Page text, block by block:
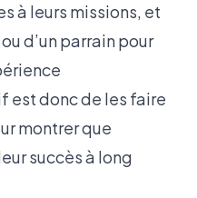
à leurs missions, et
d’un parrain pour
est donc de les faire
montrer que
succès à long